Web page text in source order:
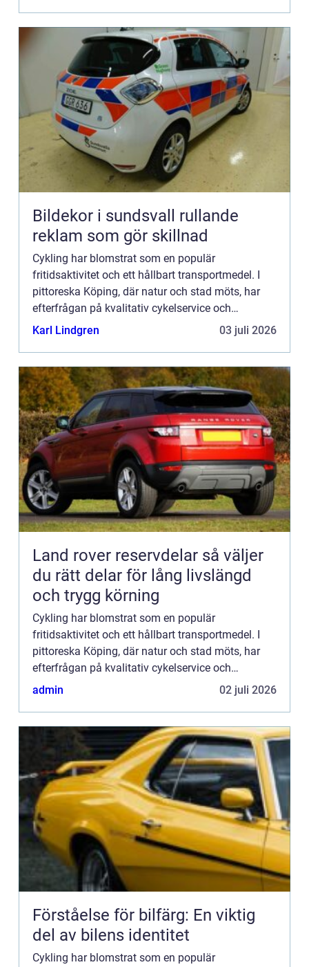
Bildekor i sundsvall rullande
reklam som gör skillnad
Cykling har blomstrat som en populär
fritidsaktivitet och ett hållbart transportmedel. I
pittoreska Köping, där natur och stad möts, har
efterfrågan på kvalitativ cykelservice och
reparationsmöjligheter aldr...
Karl Lindgren 03 juli 2026
Land rover reservdelar så väljer
du rätt delar för lång livslängd
och trygg körning
Cykling har blomstrat som en populär
fritidsaktivitet och ett hållbart transportmedel. I
pittoreska Köping, där natur och stad möts, har
efterfrågan på kvalitativ cykelservice och
reparationsmöjligheter aldr...
admin 02 juli 2026
Förståelse för bilfärg: En viktig
del av bilens identitet
Cykling har blomstrat som en populär